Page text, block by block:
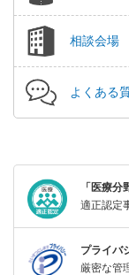
相談会場
よくある
「医療
適正認定
プライバ
厳密な管